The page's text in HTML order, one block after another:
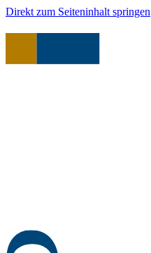
Direkt zum Seiteninhalt springen